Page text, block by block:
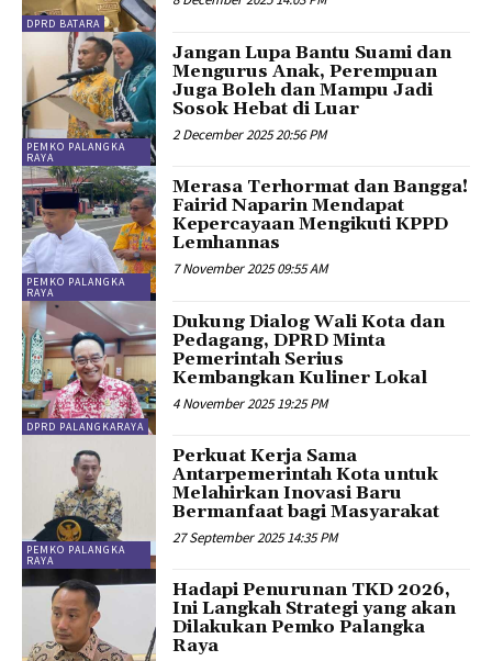
DPRD BATARA
PEMKO PALANGKA
RAYA
Jangan Lupa Bantu Suami dan
Mengurus Anak, Perempuan
Juga Boleh dan Mampu Jadi
Sosok Hebat di Luar
2 December 2025 20:56 PM
PEMKO PALANGKA
RAYA
Merasa Terhormat dan Bangga!
Fairid Naparin Mendapat
Kepercayaan Mengikuti KPPD
Lemhannas
7 November 2025 09:55 AM
DPRD PALANGKARAYA
Dukung Dialog Wali Kota dan
Pedagang, DPRD Minta
Pemerintah Serius
Kembangkan Kuliner Lokal
4 November 2025 19:25 PM
PEMKO PALANGKA
RAYA
Perkuat Kerja Sama
Antarpemerintah Kota untuk
Melahirkan Inovasi Baru
Bermanfaat bagi Masyarakat
27 September 2025 14:35 PM
Hadapi Penurunan TKD 2026,
Ini Langkah Strategi yang akan
Dilakukan Pemko Palangka
Raya